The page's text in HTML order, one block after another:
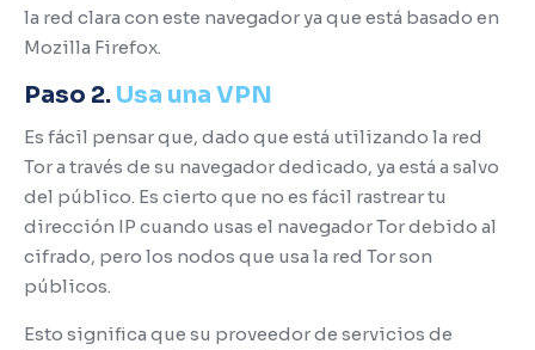
la red clara con este navegador ya que está basado en
Mozilla Firefox.
Paso 2. Usa una VPN
Es fácil pensar que, dado que está utilizando la red
Tor a través de su navegador dedicado, ya está a salvo
del público. Es cierto que no es fácil rastrear tu
dirección IP cuando usas el navegador Tor debido al
cifrado, pero los nodos que usa la red Tor son
públicos.
Esto significa que su proveedor de servicios de